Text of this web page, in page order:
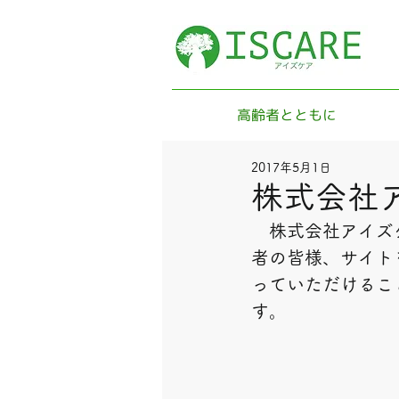
高齢者とともに
株式会社
2017年5月1日
株式会社アイズ
者の皆様、サイ
っていただける
す。